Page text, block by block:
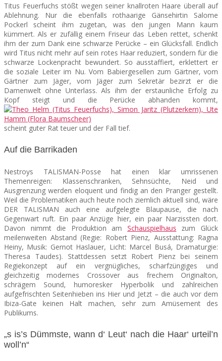
Titus Feuerfuchs stößt wegen seiner knallroten Haare überall auf
Ablehnung. Nur die ebenfalls rothaarige Gänsehirtin Salome
Pockerl scheint ihm zugetan, was den jungen Mann kaum
kümmert. Als er zufällig einem Friseur das Leben rettet, schenkt
ihm der zum Dank eine schwarze Perücke – ein Glücksfall. Endlich
wird Titus nicht mehr auf sein rotes Haar reduziert, sondern für die
schwarze Lockenpracht bewundert. So ausstaffiert, erklettert er
die soziale Leiter im Nu. Vom Babiergesellen zum Gärtner, vom
Gärtner zum Jäger, vom Jäger zum Sekretär bezirzt er die
Damenwelt ohne Unterlass. Als ihm der erstaunliche Erfolg zu
Kopf steigt und die Perücke abhanden kommt,
scheint guter Rat teuer und der Fall tief.
Auf die Barrikaden
Nestroys TALISMAN-Posse hat einen klar umrissenen
Themenreigen: Klassenschranken, Sehnsüchte, Neid und
Ausgrenzung werden eloquent und findig an den Pranger gestellt.
Weil die Problematiken auch heute noch ziemlich aktuell sind, wäre
DER TALISMAN auch eine aufgelegte Blaupause, die nach
Gegenwart ruft. Ein paar Anzüge hier, ein paar Narzissten dort.
Davon nimmt die Produktion am Schauspielhaus zum Glück
meilenweiten Abstand (Regie: Robert Pienz, Ausstattung: Ragna
Heiny, Musik: Gernot Haslauer, Licht: Marcel Busá, Dramaturgie:
Theresa Taudes). Stattdessen setzt Robert Pienz bei seinem
Regiekonzept auf ein vergnügliches, scharfzüngiges und
gleichzeitig modernes Crossover aus frechem Originalton,
schrägem Sound, humoresker Hyperbolik und zahlreichen
aufgefrischten Seitenhieben ins Hier und Jetzt – die auch vor dem
Ibiza-Gate keinen Halt machen, sehr zum Amüsement des
Publikums.
„s is’s Dümmste, wann d‘ Leut‘ nach die Haar‘ urteil’n
woll’n“